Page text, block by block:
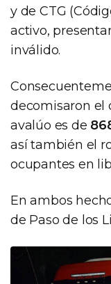
y de CTG
activo,
inválido.
decomisaron el
avalúo es de
así también el
ocupantes en
En ambos
de Paso de los